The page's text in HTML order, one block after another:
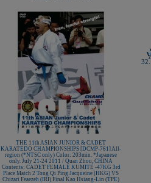
THE 11th ASIAN JUNIOR & CADET
KARATEDO CHAMPIONSHIPS [DCMP-761] All-
region (*NTSC only) Color: 203min. *Japanese
only. July 21-24 2011 / Quan Zhou, CHINA
Contents: CADET FEMALE KUMITE -47KG 3rd
Place Match 2 Tong Qi Ping Jacqueine (HKG) VS
Chizari Feaezeh (IRI) Final Kao Hsiang-Lin (TPE)